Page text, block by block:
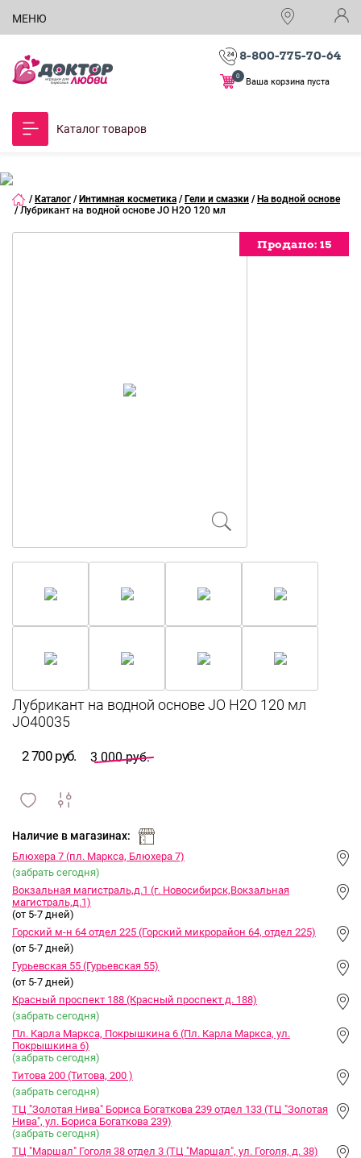
МЕНЮ
8-800-775-70-64
Ваша корзина пуста
0
Каталог товаров
/ Каталог / Интимная косметика / Гели и смазки / На водной основе
/ Лубрикант на водной основе JO H2O 120 мл
Продано: 15
Продано: 15
Продано: 15
Продано: 15
Продано: 15
Продано: 15
Продано: 15
Продано: 15
2 700 руб. 3 000 руб.
и
Наличие в магазинах:
Блюхера 7 (пл. Маркса, Блюхера 7)
(забрать сегодня)
Вокзальная магистраль,д.1 (г. Новосибирск,Вокзальная
магистраль,д.1)
(от 5-7 дней)
Горский м-н 64 отдел 225 (Горский микрорайон 64, отдел 225)
(от 5-7 дней)
Гурьевская 55 (Гурьевская 55)
(от 5-7 дней)
Красный проспект 188 (Красный проспект д. 188)
(забрать сегодня)
Пл. Карла Маркса, Покрышкина 6 (Пл. Карла Маркса, ул.
Покрышкина 6)
(забрать сегодня)
Титова 200 (Титова, 200 )
(забрать сегодня)
ТЦ "Золотая Нива" Бориса Богаткова 239 отдел 133 (ТЦ "Золотая
Нива", ул. Бориса Богаткова 239)
(забрать сегодня)
ТЦ "Маршал" Гоголя 38 отдел 3 (ТЦ "Маршал", ул. Гоголя, д. 38)